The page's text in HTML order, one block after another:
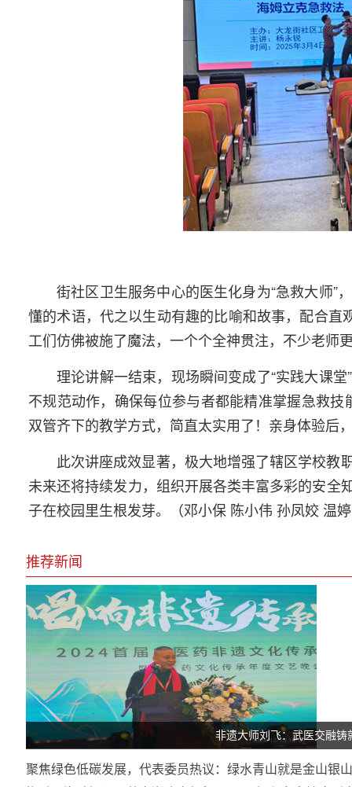
街社区卫生服务中心的医生化身为“急救大师
懂的术语，代之以生动有趣的比喻和故事，配合直
工们仿佛被施了魔法，一个个全神贯注，不少老师
理论讲解一结束，现场瞬间变成了“实践大课
不规范动作，确保每位参与者都能精准掌握急救
双管齐下的教学方式，简直太实用了！亲身体验后
此次讲座成效显著，极大地增强了辖区学校教
未来还将持续发力，组织开展各类丰富多彩的安
子在校园里生根发芽。（邓小保 陈小伟 孙凤姣 温
推荐新闻
非遗大师刘飞：武医交融
聚焦绿色低碳发展，代表委员热议：绿水青山就是金山银